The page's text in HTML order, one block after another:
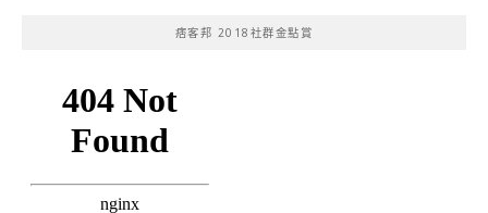
痞客邦 2018社群金點賞